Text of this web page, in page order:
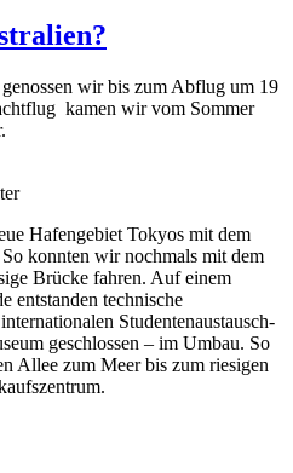
wir bis zum Abflug um 19
kamen wir vom Sommer
Hafengebiet Tokyos mit dem
konnten wir nochmals mit dem
Brücke fahren. Auf einem
entstanden technische
Studentenaustausch-
geschlossen – im Umbau. So
Allee zum Meer bis zum riesigen